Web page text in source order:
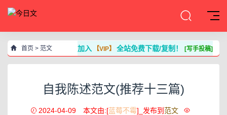
首页 > 范文 加入【VIP】 全站免费下载/复制！ [写手投稿]
自我陈述范文(推荐十三篇)
2024-04-09 本文由:[蓝莓不霉]_发布到 范文